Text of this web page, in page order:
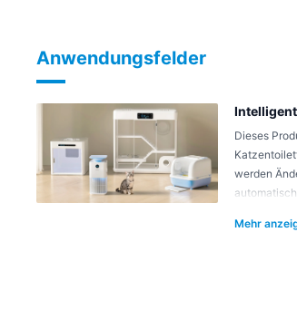
Anwendungsfelder
Dieses
werden
Haustiere
Mehr